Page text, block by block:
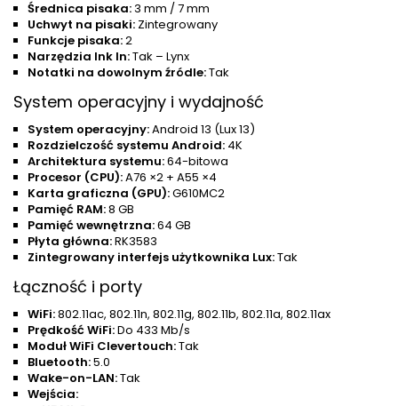
Średnica pisaka:3 mm / 7 mm
Uchwyt na pisaki: Zintegrowany
Funkcje pisaka:2
Narzędzia Ink In:Tak – Lynx
Notatki na dowolnym źródle:Tak
System operacyjny i wydajność
System operacyjny:Android 13 (Lux 13)
Rozdzielczość systemu Android: 4K
Architektura systemu:64-bitowa
Procesor (CPU):A76 ×2 + A55 ×4
Karta graficzna (GPU):G610MC2
Pamięć RAM:8 GB
Pamięć wewnętrzna:64 GB
Płyta główna:RK3583
Zintegrowany interfejs użytkownika Lux:Tak
Łączność i porty
WiFi:802.11ac, 802.11n, 802.11g, 802.11b, 802.11a, 802.11ax
Prędkość WiFi:Do 433 Mb/s
Moduł WiFi Clevertouch:Tak
Bluetooth:5.0
Wake-on-LAN:Tak
Wejścia: